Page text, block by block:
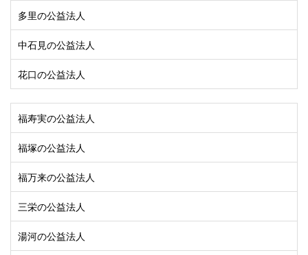
多里の公益法人
中石見の公益法人
花口の公益法人
福寿実の公益法人
福塚の公益法人
福万来の公益法人
三栄の公益法人
湯河の公益法人